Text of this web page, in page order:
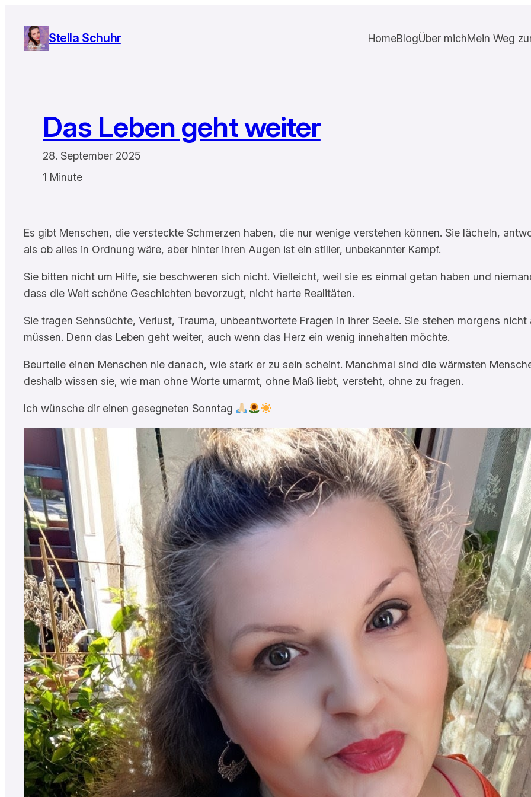
Inhalt
springen
Stella Schuhr HomeBlogÜber michMein Weg
Das Leben geht weiter
28. September 2025
1 Minute
Es gibt Menschen, die versteckte Schmerzen haben, die nur wenige verstehen können. Sie lächeln,
als ob alles in Ordnung wäre, aber hinter ihren Augen ist ein stiller, unbekannter Kampf.
Sie bitten nicht um Hilfe, sie beschweren sich nicht. Vielleicht, weil sie es einmal getan haben und
dass die Welt schöne Geschichten bevorzugt, nicht harte Realitäten.
Sie tragen Sehnsüchte, Verlust, Trauma, unbeantwortete Fragen in ihrer Seele. Sie stehen morgens
müssen. Denn das Leben geht weiter, auch wenn das Herz ein wenig innehalten möchte.
Beurteile einen Menschen nie danach, wie stark er zu sein scheint. Manchmal sind die wärmsten
deshalb wissen sie, wie man ohne Worte umarmt, ohne Maß liebt, versteht, ohne zu fragen.
Ich wünsche dir einen gesegneten Sonntag